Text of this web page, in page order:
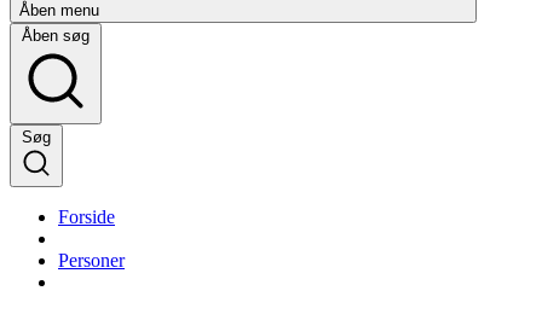
Åben menu
Åben søg
Søg
Forside
Personer